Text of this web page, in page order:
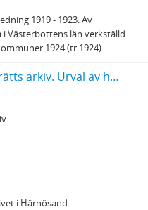
1919 - 1923. Av
Västerbottens län verkställd
1924 (tr 1924).
Arvidsjaurs tingslags häradsrätts arkiv. Urval av handlingar rörande lappskatteland
i Härnösand